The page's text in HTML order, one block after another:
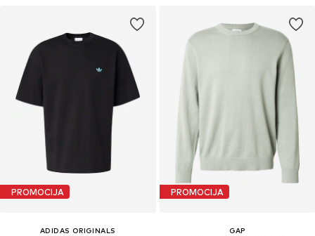
PROMOCIJA
ADIDAS ORIGINALS
PROMOCIJA
GAP